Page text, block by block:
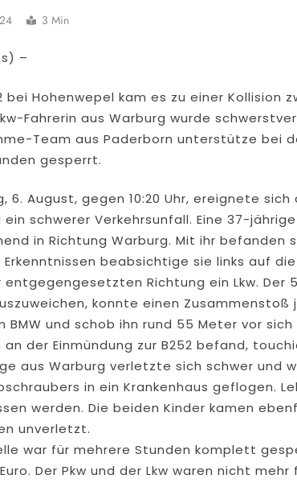
3 Min
–
bei Hohenwepel kam es zu einer Kollision
Fahrerin aus Warburg wurde
Team aus Paderborn unterstütze bei
gesperrt.
6. August, gegen 10:20 Uhr, ereignete
ein schwerer Verkehrsunfall. Eine 37-
in Richtung Warburg. Mit ihr befanden
beabsichtige sie links auf
entgegengesetzten Richtung ein Lkw. Der
konnte einen Zusammenstoß
BMW und schob ihn rund 55 Meter vor
an der Einmündung zur B252 befand,
aus Warburg verletzte sich schwer und
in ein Krankenhaus geflogen.
werden. Die beiden Kinder kamen
unverletzt.
war für mehrere Stunden komplett
Der Pkw und der Lkw waren nicht